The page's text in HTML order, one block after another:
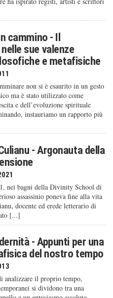
cammino - Il
sue valenze
e metafisiche
non si è esaurito in un gesto
ma è stato utilizzato come
e dell’evoluzione spirituale
instauriamo un rapporto più
- Argonauta della
nei bagni della Divinity School di
assassinio poneva fine alla vita
docente ed erede letterario di
[...]
- Appunti per una
del nostro tempo
analizzare il proprio tempo,
si dividono tra una